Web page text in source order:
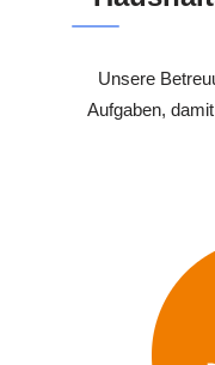
Unsere
Aufgaben,